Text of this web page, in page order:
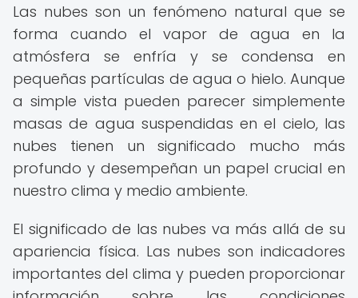
Las nubes son un fenómeno natural que se
forma cuando el vapor de agua en la
atmósfera se enfría y se condensa en
pequeñas partículas de agua o hielo. Aunque
a simple vista pueden parecer simplemente
masas de agua suspendidas en el cielo, las
nubes tienen un significado mucho más
profundo y desempeñan un papel crucial en
nuestro clima y medio ambiente.
El significado de las nubes va más allá de su
apariencia física. Las nubes son indicadores
importantes del clima y pueden proporcionar